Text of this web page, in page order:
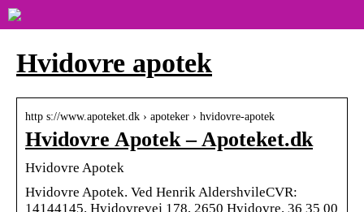
Hvidovre apotek
http s://www.apoteket.dk › apoteker › hvidovre-apotek
Hvidovre Apotek – Apoteket.dk
Hvidovre Apotek
Hvidovre Apotek. Ved Henrik AldershvileCVR:
14144145. Hvidovrevej 178, 2650 Hvidovre. 36 35 00